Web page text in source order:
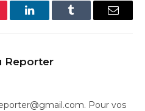
LinkedInTumblr Email
Reporter
Pour vos